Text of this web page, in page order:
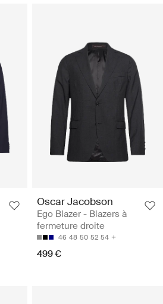
Oscar Jacobson
Ego Blazer - Blazers à
fermeture droite
46 48 50 52 54
499 €